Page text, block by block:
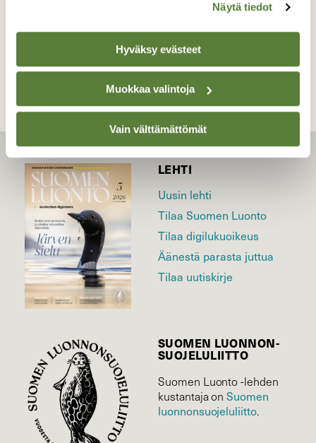
Näytä tiedot
Hyväksy evästeet
Muokkaa valintoja
Vain välttämättömät
TAKAISIN LISTAAN
LEHTI
Uusin lehti
Tilaa Suomen Luonto
Tilaa digilukuoikeus
Äänestä parasta juttua
Tilaa uutiskirje
SUOMEN LUONNON­
SUOJELU­LIITTO
Suomen Luonto -lehden
kustantaja onSuomen
luonnonsuojelu­liitto.